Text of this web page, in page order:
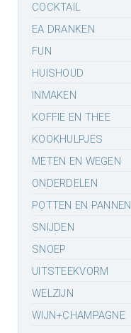
COCKTAIL
EA DRANKEN
FUN
HUISHOUD
INMAKEN
KOFFIE EN THEE
KOOKHULPJES
METEN EN WEGEN
ONDERDELEN
POTTEN EN PANNEN
SNIJDEN
SNOEP
UITSTEEKVORM
WELZIJN
WIJN+CHAMPAGNE